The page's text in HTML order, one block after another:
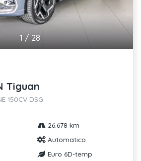
1/ 28
Tiguan
150CV DSG
26.678 km
Automatico
Euro 6D-temp